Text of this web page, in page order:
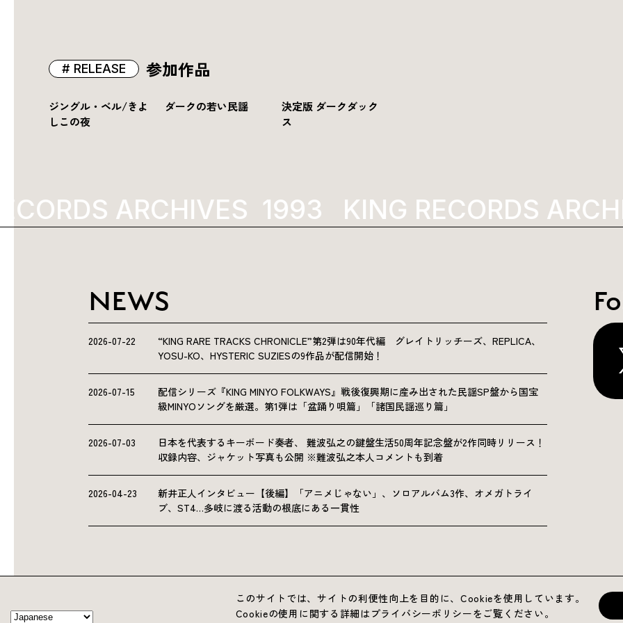
参加作品
RELEASE
ジングル・ベル/きよ
しこの夜
ダークの若い民謡
決定版 ダークダック
ス
ARCHIVES 1993 KING RECORDS
NEWS
2026-07-22
“KING RARE TRACKS CHRONICLE”第2弾は90年代編 グレイトリッチーズ、REPLICA、
YOSU-KO、HYSTERIC SUZIESの9作品が配信開始！
2026-07-15
配信シリーズ『KING MINYO FOLKWAYS』戦後復興期に産み出された民謡SP盤から国宝
級MINYOソングを厳選。第1弾は「盆踊り唄篇」「諸国民謡巡り篇」
2026-07-03
日本を代表するキーボード奏者、 難波弘之の鍵盤生活50周年記念盤が2作同時リリース！
収録内容、ジャケット写真も公開 ※難波弘之本人コメントも到着
2026-04-23
新井正人インタビュー【後編】「アニメじゃない」、ソロアルバム3作、オメガトライ
ブ、ST4…多岐に渡る活動の根底にある一貫性
運営会社 プライバシーポリシー お問い合わせ
このサイトでは、サイトの利便性向上を目的に、Cookieを使用しています。
Cookieの使用に関する詳細はプライバシーポリシーをご覧ください。